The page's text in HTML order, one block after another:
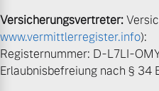
Versicherungsvertreter:
www.vermittlerregister.info):
Registernummer: D-L7LI-
Erlaubnisbefreiung nach § 34